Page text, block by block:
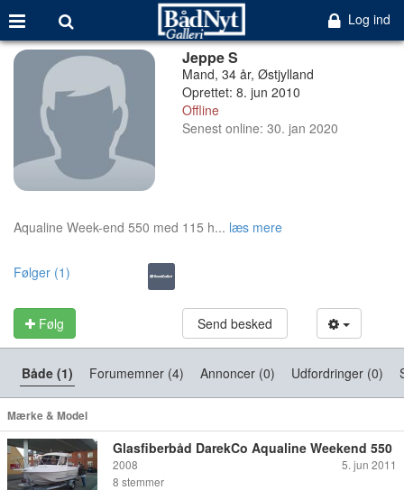
Log ind
Jeppe S
Mand, 34 år, Østjylland
Oprettet: 8. jun 2010
Offline
Senest online: 30. jan 2020
Aqualine Week-end 550 med 115 h... læs mere
Følger (1)
Følg Send besked
Både (1) Forumemner (4) Annoncer (0) Udfordringer (0)
Mærke & Model
Glasfiberbåd DarekCo Aqualine Weekend 550
2008
5. jun 2011
8 stemmer